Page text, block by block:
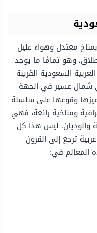
معتدل وهواء عليل
وهو تمامًا ما يوجد
السعودية القريبة
في شمال عسير في الجهة
وقوعها على سلسلة
ومناخية رائعة، فهي
والوديان. ليس هذا كل
ترجع إلى القرون
المعالم في: